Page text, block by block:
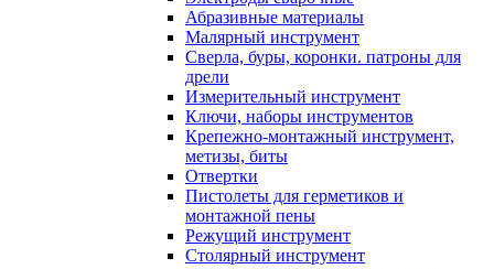
Абразивные материалы
Малярный инструмент
Сверла, буры, коронки. патроны для
дрели
Измерительный инструмент
Ключи, наборы инструментов
Крепежно-монтажный инструмент,
метизы, биты
Отвертки
Пистолеты для герметиков и
монтажной пены
Режущий инструмент
Столярный инструмент